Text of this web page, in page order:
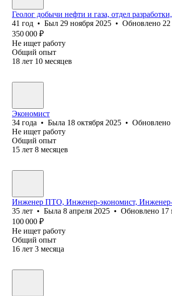
Геолог добычи нефти и газа, отдел
41 год • Был 29 ноября 2025 • Обновлено
350 000 ₽
Не ищет работу
Общий опыт
18 лет 10 месяцев
Экономист
34 года • Была 18 октября 2025 • Обновлено
Не ищет работу
Общий опыт
15 лет 8 месяцев
Инженер ПТО, Инженер-экономист,
35 лет • Была 8 апреля 2025 • Обновлено 17
100 000 ₽
Не ищет работу
Общий опыт
16 лет 3 месяца